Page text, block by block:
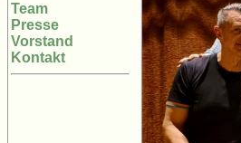
Team
Presse
Vorstand
Kontakt